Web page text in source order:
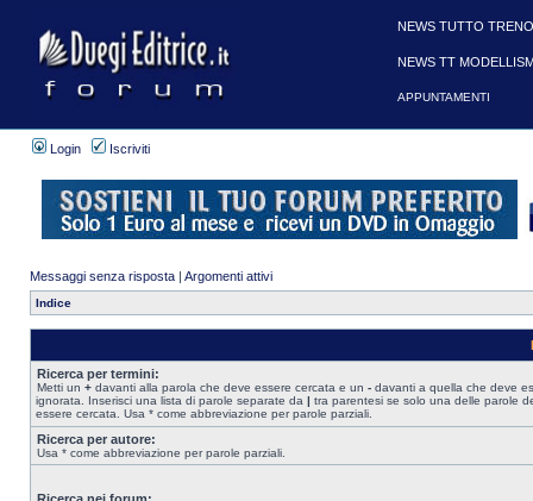
Login Iscriviti
Messaggi senza risposta | Argomenti attivi
Indice
Ricerca per termini:
Metti un + davanti alla parola che deve essere cercata e un - davanti a quella che deve
ignorata. Inserisci una lista di parole separate da | tra parentesi se solo una delle parole
essere cercata. Usa * come abbreviazione per parole parziali.
Ricerca per autore:
Usa * come abbreviazione per parole parziali.
NEWS TUTTO
NEWS TT
APPUNTAMENTI